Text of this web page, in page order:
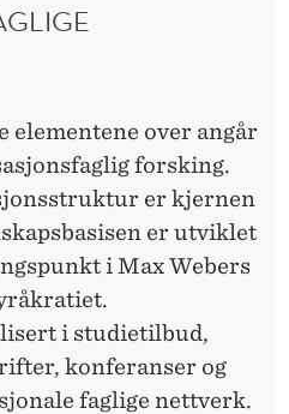
elementene over angår
forsking.
er kjernen
er utviklet
i Max Webers
i studietilbud,
konferanser og
faglige nettverk.